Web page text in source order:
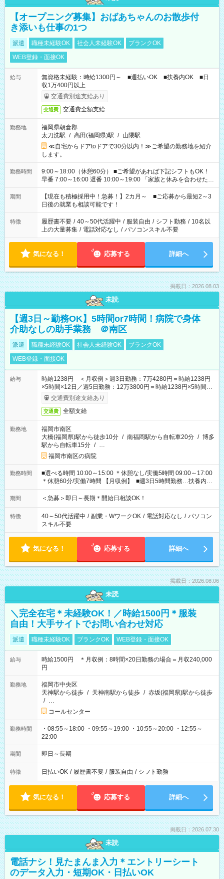
【オープニング募集】おばあちゃんのお散歩付
き添いも仕事の1つ
派遣 職種未経験OK 社会人未経験OK
ブランクOK
WEB登録・面接OK
給与
無資格未経験：時給1300円～ ■週払いOK ■扶養内OK ■日
収1万400円以上
交通費別途支給あり
交通費 交通費全額支給
勤務地
福岡県朝倉郡
太刀洗駅 / 高田(福岡県)駅 / 山隈駅
≪自宅からドアtoドアで30分以内！≫ご希望の勤務地を紹介
します。
勤務時間
9:00～18:00（休憩60分） ■ご希望があれば下記シフトもOK！
早番 7:00～16:00 遅番 10:00～19:00 「家族と休みを合わせた
い」 「余裕を持って夕飯の準備がしたい」 「できれば残業はし
たくない」 など、ご希望を教えてくださいね。 ※Wワーク希望
の方へ 今ご覧のお仕事で希望する勤務時間と、もう1つのお仕事
の勤務時間。 合計で週40時間を超える場合は応募できません。
期間
【現在も積極採用中！急募！】2カ月～ ■ご応募から最短2～3
日後の就業も相談可能です！
特徴 履歴書不要 / 40～50代活躍中 / 服装自由 / シフト勤務 / 10名以
上の大量募集 / 電話対応なし / パソコンスキル不要
気になる！ 応募する 詳細へ
掲載日：2026.08.03
未読
【週3日～勤務OK】5時間or7時間！病院で身体
介助なしの助手業務 ＠南区
派遣 職種未経験OK 社会人未経験OK
ブランクOK
WEB登録・面接OK
給与
時給1238円 ＜月収例＞週3日勤務：7万4280円＝時給1238円
×5時間×12日／週5日勤務：12万3800円＝時給1238円×5時間
×20日★前払い制度あり（会社規定内）
交通費別途支給あり
交通費 全額支給
勤務地
福岡市南区
大橋(福岡県)駅から徒歩10分 / 南福岡駅から自転車20分 / 博多
駅から自転車15分 / …
福岡市南区の病院
勤務時間
■選べる時間 10:00～15:00 ＊休憩なし/実働5時間 09:00～17:00
＊休憩60分/実働7時間 【月収例】 ■週3日5時間勤務…扶養内可
能 74,280円（時給1238円×5時間×12日） ■週3日7時間勤務
103,992円（時給1238円×7時間×12日） ■週5日5時間勤務
173,320円（時給1238円×7時間×20日）
期間 ＜急募＞即日～長期＊開始日相談OK！
特徴 40～50代活躍中 / 副業・WワークOK / 電話対応なし / パソコン
スキル不要
気になる！ 応募する 詳細へ
掲載日：2026.08.06
未読
＼完全在宅＊未経験OK！／時給1500円＊服装
自由！大手サイトでお問い合わせ対応
派遣 職種未経験OK ブランクOK WEB登録・面接OK
給与
時給1500円 ＊月収例：8時間×20日勤務の場合＝月収240,000
円
勤務地
福岡市中央区
天神駅から徒歩 / 天神南駅から徒歩 / 赤坂(福岡県)駅から徒歩
/ …
コールセンター
勤務時間
・08:55～18:00 ・09:55～19:00 ・10:55～20:00 ・12:55～
22:00
期間 即日～長期
特徴 日払いOK / 履歴書不要 / 服装自由 / シフト勤務
気になる！ 応募する 詳細へ
掲載日：2026.07.30
未読
電話ナシ！見たまんま入力＊エントリーシート
のデータ入力・短期OK・日払いOK